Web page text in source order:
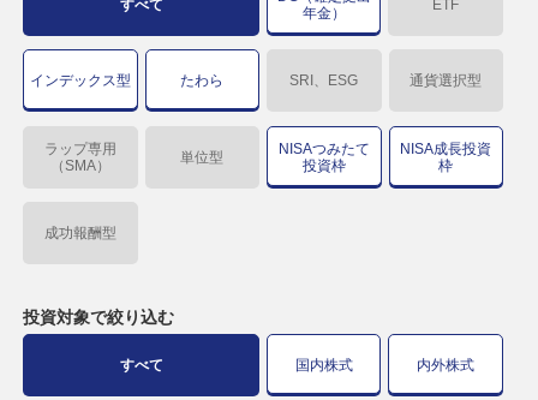
すべて
年金）
ETF
インデックス型 たわら SRI、ESG 通貨選択型
ラップ専用
（SMA）
単位型
NISAつみたて
投資枠
NISA成長投資
枠
成功報酬型
投資対象で絞り込む
すべて 国内株式 内外株式